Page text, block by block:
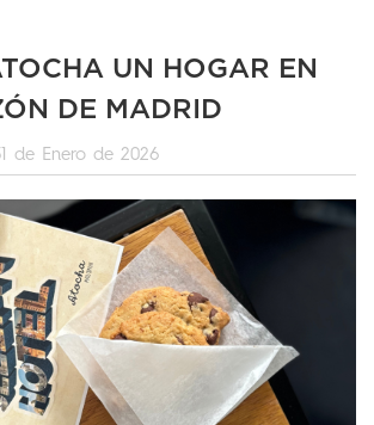
UN HOGAR EN
DE MADRID
de Enero de 2026